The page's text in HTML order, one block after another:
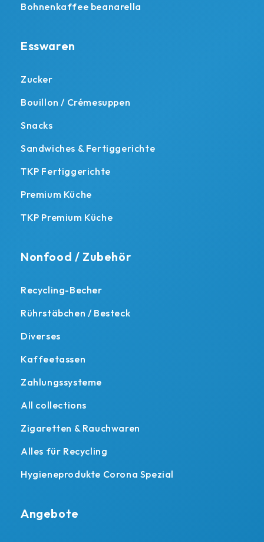
Bohnenkaffee beanarella
Esswaren
Zucker
Bouillon / Crémesuppen
Snacks
Sandwiches & Fertiggerichte
TKP Fertiggerichte
Premium Küche
TKP Premium Küche
Nonfood / Zubehör
Recycling-Becher
Rührstäbchen / Besteck
Diverses
Kaffeetassen
Zahlungssysteme
All collections
Zigaretten & Rauchwaren
Alles für Recycling
Hygieneprodukte Corona Spezial
Angebote